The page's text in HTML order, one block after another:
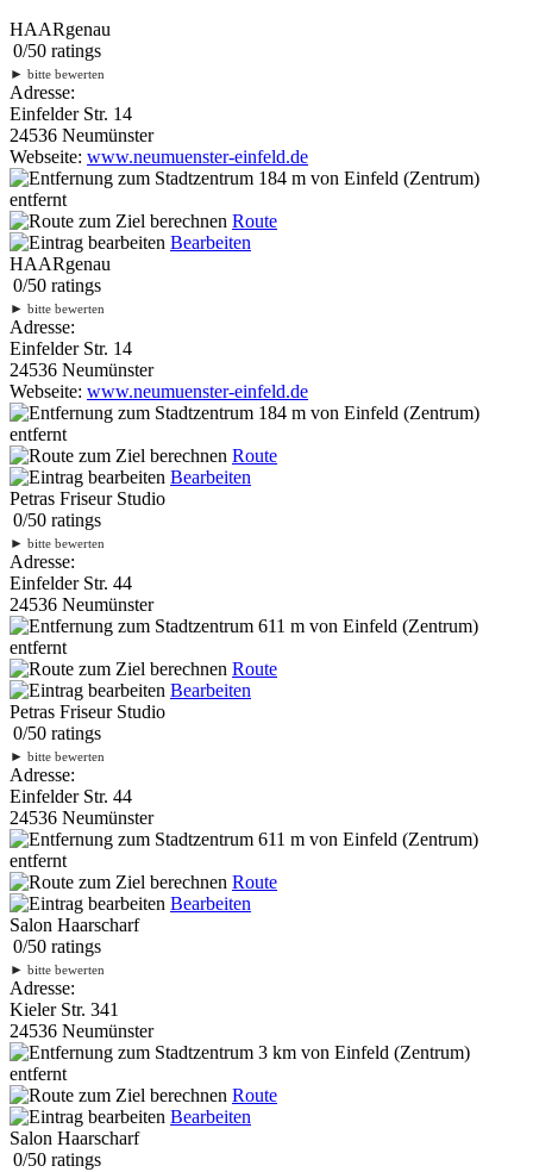
HAARgenau
0/50 ratings
► bitte bewerten
Adresse:
Einfelder Str. 14
24536 Neumünster
Webseite: www.neumuenster-einfeld.de
184 m von Einfeld (Zentrum)
entfernt
Route
Bearbeiten
HAARgenau
0/50 ratings
► bitte bewerten
Adresse:
Einfelder Str. 14
24536 Neumünster
Webseite: www.neumuenster-einfeld.de
184 m von Einfeld (Zentrum)
entfernt
Route
Bearbeiten
Petras Friseur Studio
0/50 ratings
► bitte bewerten
Adresse:
Einfelder Str. 44
24536 Neumünster
611 m von Einfeld (Zentrum)
entfernt
Route
Bearbeiten
Petras Friseur Studio
0/50 ratings
► bitte bewerten
Adresse:
Einfelder Str. 44
24536 Neumünster
611 m von Einfeld (Zentrum)
entfernt
Route
Bearbeiten
Salon Haarscharf
0/50 ratings
► bitte bewerten
Adresse:
Kieler Str. 341
24536 Neumünster
3 km von Einfeld (Zentrum)
entfernt
Route
Bearbeiten
Salon Haarscharf
0/50 ratings